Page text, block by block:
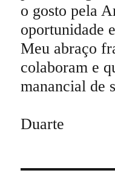
o gosto pela
oportunidade
Meu abraço
colaboram e
manancial de
Duarte